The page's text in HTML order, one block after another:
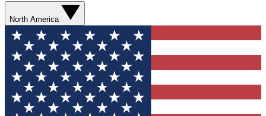
North America